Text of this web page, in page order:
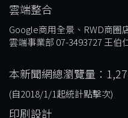
雲端整合
Google商用全景、RWD商圈
雲端事業部 07-3493727 王伯
本新聞網總瀏覽量：
(自2018/1/1起統計點擊次)
印刷設計